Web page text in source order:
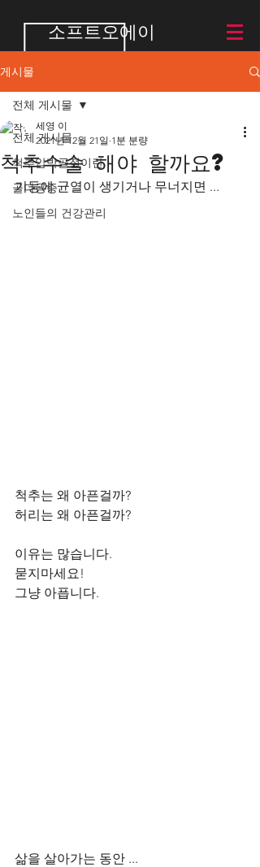
소프트오에이
게시물
전체 게시물
척추압박골절이란
골다공증
노인들의 건강관리
전체 게시물
척추수술 해야 할까요?
세영 이
2021년 12월 21일 1분 분량
기둥에 균열이 생기거나 무너지면 ...
척추는 왜 아픈걸까?
허리는 왜 아픈걸까?
이유는 많습니다.
묻지마세요!
그냥 아픕니다.
삶을 살아가는 동안 ...